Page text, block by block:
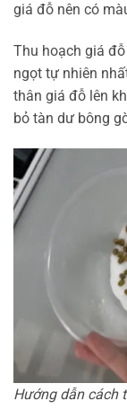
giá đỗ nên có
Thu hoạch giá
ngọt tự nhiên
thân giá đỗ lên
bỏ tàn dư bông
Hướng dẫn cách